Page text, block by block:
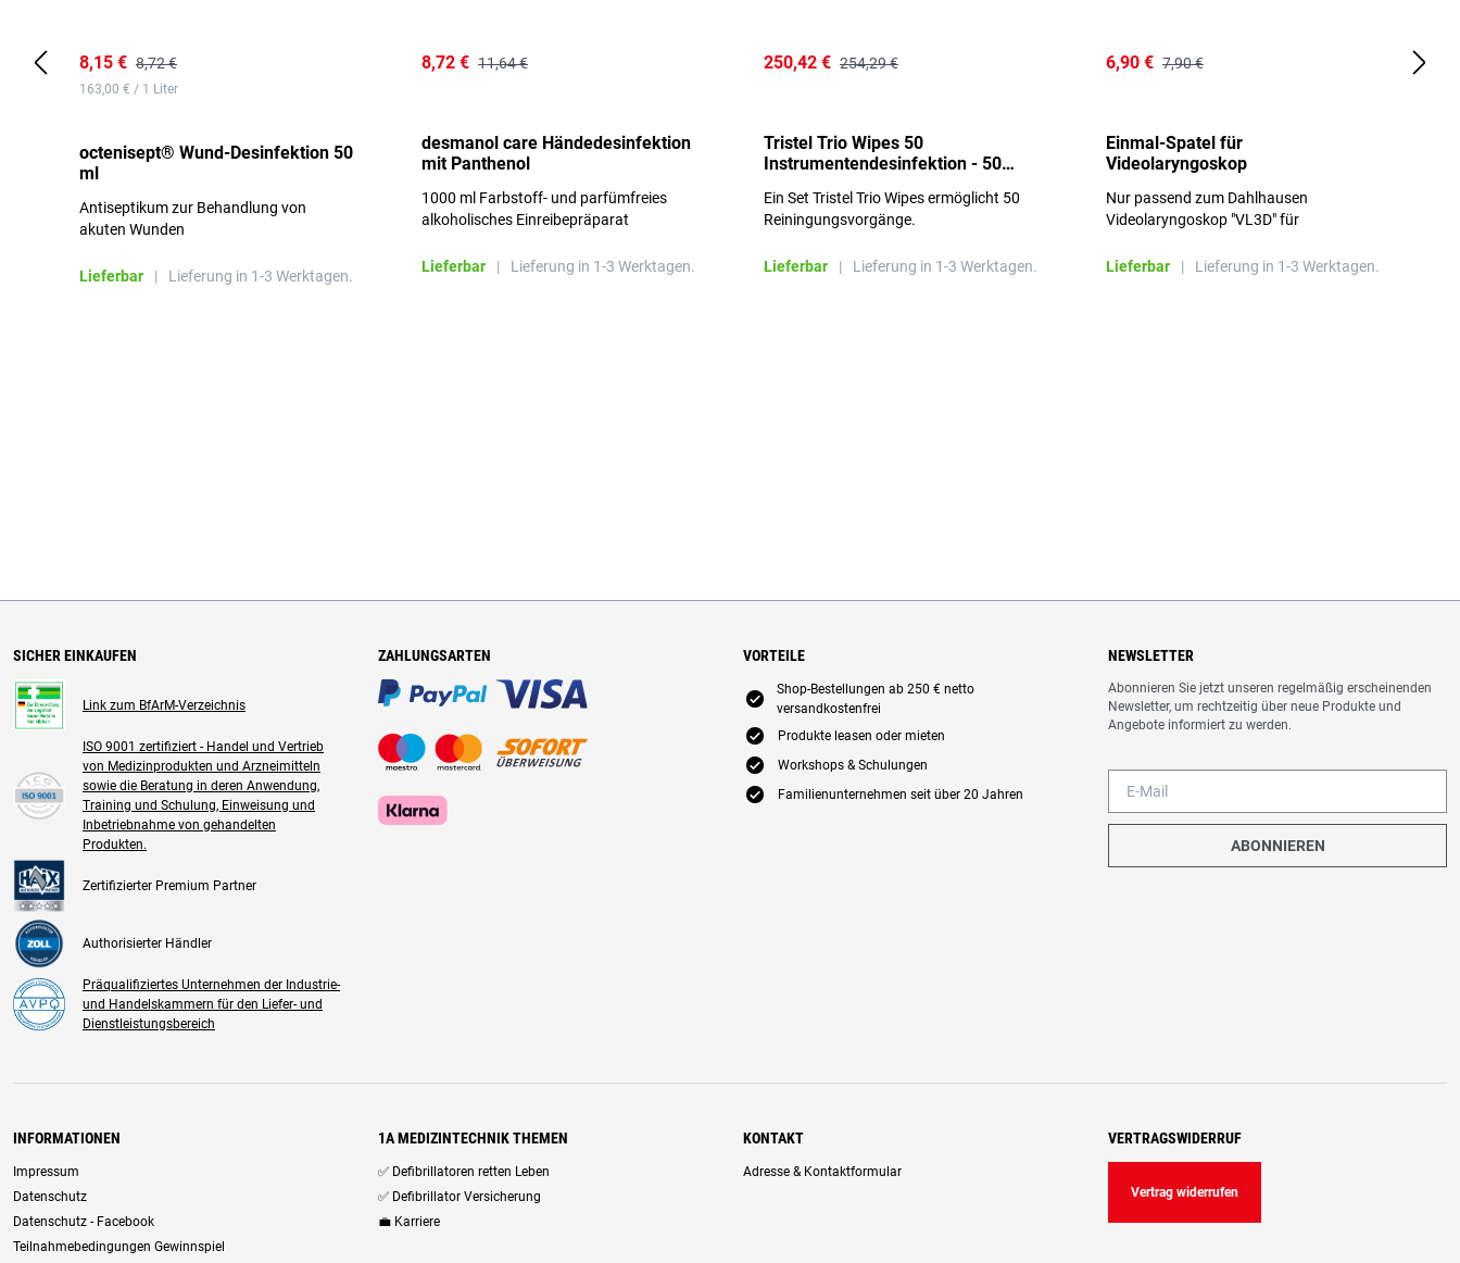
8,15 € 8,72 €
163,00 € / 1 Liter
octenisept® Wund-Desinfektion 50
ml
Antiseptikum zur Behandlung von
akuten Wunden
Lieferbar | Lieferung in 1-3 Werktagen.
8,72 € 11,64 €
desmanol care Händedesinfektion
mit Panthenol
1000 ml Farbstoff- und parfümfreies
alkoholisches Einreibepräparat
Lieferbar
| Lieferung in 1-3 Werktagen.
250,42 € 254,29 €
Tristel Trio Wipes 50
Instrumentendesinfektion - 50
Ein Set Tristel Trio Wipes ermöglicht 50
Reiningungsvorgänge.
Lieferbar | Lieferung in 1-3 Werktagen.
6,90 € 7,90 €
Einmal-Spatel für
Videolaryngoskop
Nur passend zum Dahlhausen
Videolaryngoskop "VL3D" für
Lieferbar
| Lieferung in 1-3 Werktagen.
SICHER EINKAUFEN
Link zum BfArM-Verzeichnis
ISO 9001 zertifiziert - Handel und Vertrieb
von Medizinprodukten und Arzneimitteln
sowie die Beratung in deren Anwendung,
Training und Schulung, Einweisung und
Inbetriebnahme von gehandelten
Produkten.
Zertifizierter Premium Partner
Authorisierter Händler
Präqualifiziertes Unternehmen der Industrie-
und Handelskammern für den Liefer- und
Dienstleistungsbereich
ZAHLUNGSARTEN VORTEILE
E
Shop-Bestellungen ab 250 € netto
versandkostenfrei
E Produkte leasen oder mieten
E Workshops & Schulungen
E Familienunternehmen seit über 20 Jahren
NEWSLETTER
Abonnieren Sie jetzt unseren regelmäßig erscheinenden
Newsletter, um rechtzeitig über neue Produkte und
Angebote informiert zu werden.
ABONNIEREN
INFORMATIONEN
Impressum
Datenschutz
Datenschutz - Facebook
Teilnahmebedingungen Gewinnspiel
1A MEDIZINTECHNIK THEMEN
✅ Defibrillatoren retten Leben
✅ Defibrillator Versicherung
💼 Karriere
KONTAKT
Adresse & Kontaktformular
VERTRAGSWIDERRUF
Vertrag widerrufen